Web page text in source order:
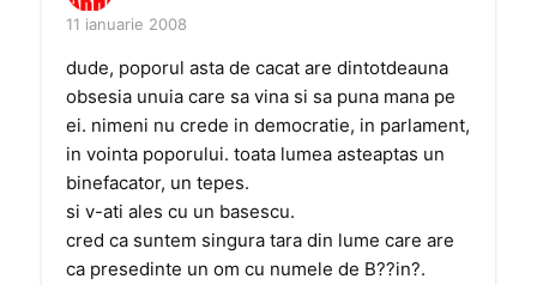
11 ianuarie 2008
dude, poporul asta de cacat are dintotdeauna
obsesia unuia care sa vina si sa puna mana pe
ei. nimeni nu crede in democratie, in parlament,
in vointa poporului. toata lumea asteaptas un
binefacator, un tepes.
si v-ati ales cu un basescu.
cred ca suntem singura tara din lume care are
ca presedinte un om cu numele de B??in?.